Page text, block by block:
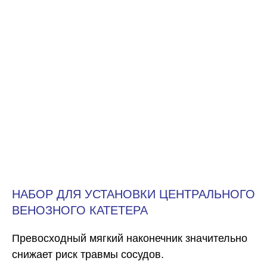
НАБОР ДЛЯ УСТАНОВКИ ЦЕНТРАЛЬНОГО
ВЕНОЗНОГО КАТЕТЕРА
Превосходный мягкий наконечник значительно
снижает риск травмы сосудов.